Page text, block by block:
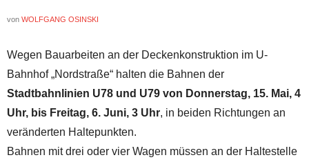
von WOLFGANG OSINSKI
Wegen Bauarbeiten an der Deckenkonstruktion im U-
Bahnhof „Nordstraße“ halten die Bahnen der
Stadtbahnlinien U78 und U79 von Donnerstag, 15. Mai, 4
Uhr, bis Freitag, 6. Juni, 3 Uhr, in beiden Richtungen an
veränderten Haltepunkten.
Bahnen mit drei oder vier Wagen müssen an der Haltestelle